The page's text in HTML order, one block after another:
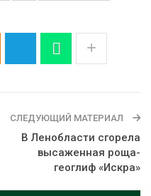
СЛЕДУЮЩИЙ МАТЕРИАЛ
В Ленобласти сгорела
высаженная роща-
геоглиф «Искра»